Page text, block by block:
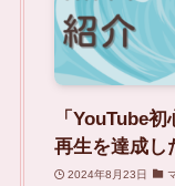
「YouTube
再生を達成し
2024年8月23日